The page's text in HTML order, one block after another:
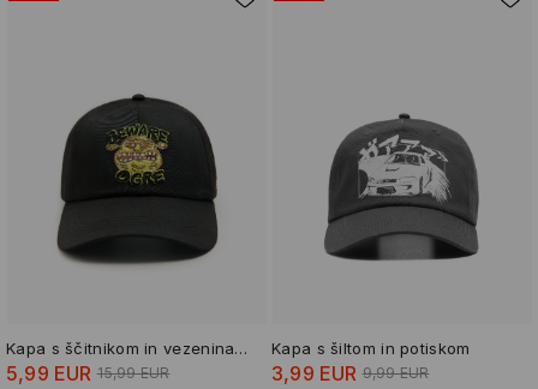
Kapa s ščitnikom in vezeninami Shrek
5,99 EUR 15,99 EUR
Kapa s šiltom in potiskom
3,99 EUR 9,99 EUR